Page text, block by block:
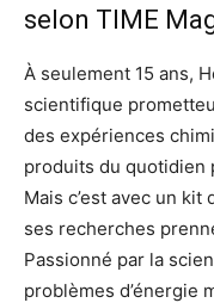
selon TIME
À seulement 15 ans,
scientifique
des expériences
produits du quotidien
Mais c’est avec un kit
ses recherches
Passionné par la
problèmes d’énergie